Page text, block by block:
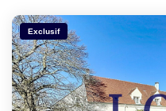
Exclusif